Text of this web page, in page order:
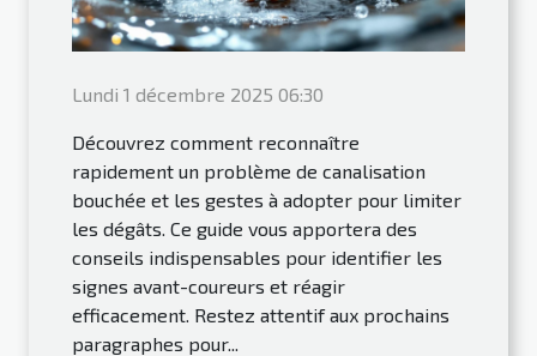
Lundi 1 décembre 2025 06:30
Découvrez comment reconnaître
rapidement un problème de canalisation
bouchée et les gestes à adopter pour limiter
les dégâts. Ce guide vous apportera des
conseils indispensables pour identifier les
signes avant-coureurs et réagir
efficacement. Restez attentif aux prochains
paragraphes pour...